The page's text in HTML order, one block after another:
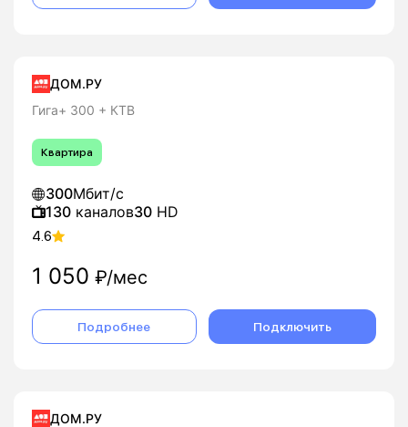
ДОМ.РУ
Гига+ 300 + КТВ
Квартира
300Мбит/с
130 каналов30 HD
4.6
1 050 ₽/мес
Подробнее Подключить
ДОМ.РУ